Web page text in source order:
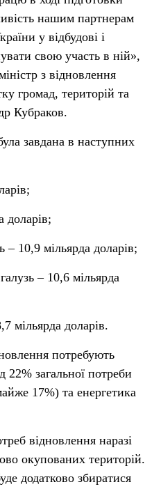
нашим партнерам
у відбудові і
свою участь в ній»,
з відновлення
громад, територій та
Кубраков.
завдана в наступних
доларів;
– 10,9 мільярда доларів;
– 10,6 мільярда
мільярда доларів.
потребують
загальної потреби
17%) та енергетика
відновлення наразі
окупованих територій.
додатково збиратися